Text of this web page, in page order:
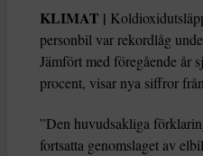
KLIMAT |
personbil var rekordlåg
Jämfört med föregående år
procent, visar nya siffror
”Den huvudsakliga
fortsatta genomslaget av